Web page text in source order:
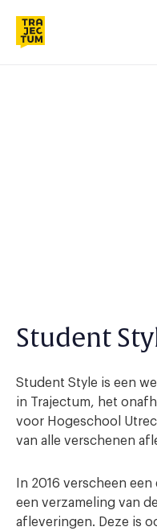
content
Student
Student Style is een
in Trajectum, het
voor Hogeschool
van alle verschenen
In 2016 verscheen
een verzameling van
afleveringen. Deze is